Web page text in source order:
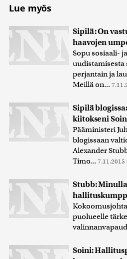
Lue myös
Sipilä: On
haavojen
Sopu sosiaali-
uudistamisesta
perjantain ja
Meillä on...
Sipilä
kiitokseni
Pääministeri
blogissaan
Alexander
Timo... 7.11.2015
Stubb:
puolueelle
Soini: